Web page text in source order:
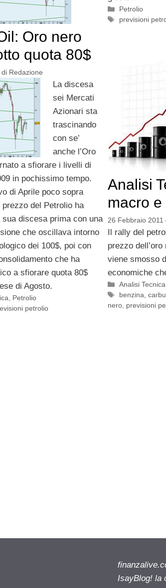
Categorie
Petrolio
Tag
previsioni
Oro nero
quota 80$
di Redazione
La discesa
sei Mercati
Azionari sta
trascinando
con se’
anche l’Oro
a sfiorare i livelli di
in pochissimo tempo.
di Aprile poco sopra
prezzo del Petrolio ha
discesa prima con una
che oscillava intorno
dei 100$, poi con
che ha
a sfiorare quota 80$
di Agosto.
Petrolio
petrolio
Analisi
macro e
26 Febbraio 2011
Il rally del
prezzo
viene smosso
economiche
Categorie
Analisi Tecnica
Tag
benzina,
nero, previsioni
IsayBlog! la